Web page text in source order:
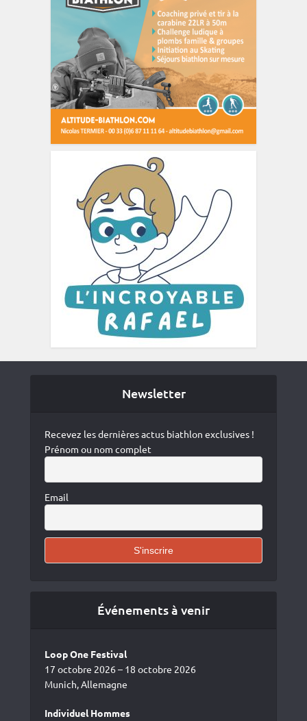
Newsletter
Recevez les dernières actus biathlon exclusives !
Prénom ou nom complet
Email
Événements à venir
Loop One Festival
17 octobre 2026 – 18 octobre 2026
Munich, Allemagne
Individuel Hommes